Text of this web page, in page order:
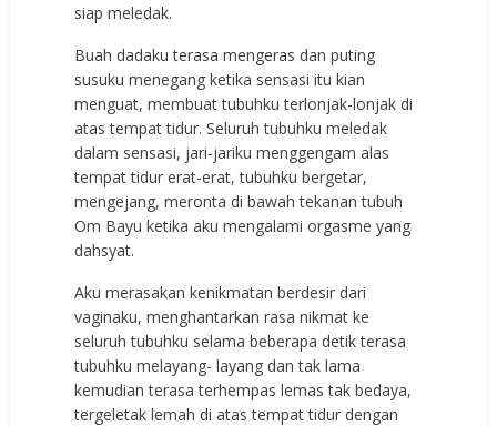
siap meledak.
Buah dadaku terasa mengeras dan puting
susuku menegang ketika sensasi itu kian
menguat, membuat tubuhku terlonjak-lonjak di
atas tempat tidur. Seluruh tubuhku meledak
dalam sensasi, jari-jariku menggengam alas
tempat tidur erat-erat, tubuhku bergetar,
mengejang, meronta di bawah tekanan tubuh
Om Bayu ketika aku mengalami orgasme yang
dahsyat.
Aku merasakan kenikmatan berdesir dari
vaginaku, menghantarkan rasa nikmat ke
seluruh tubuhku selama beberapa detik terasa
tubuhku melayang- layang dan tak lama
kemudian terasa terhempas lemas tak bedaya,
tergeletak lemah di atas tempat tidur dengan